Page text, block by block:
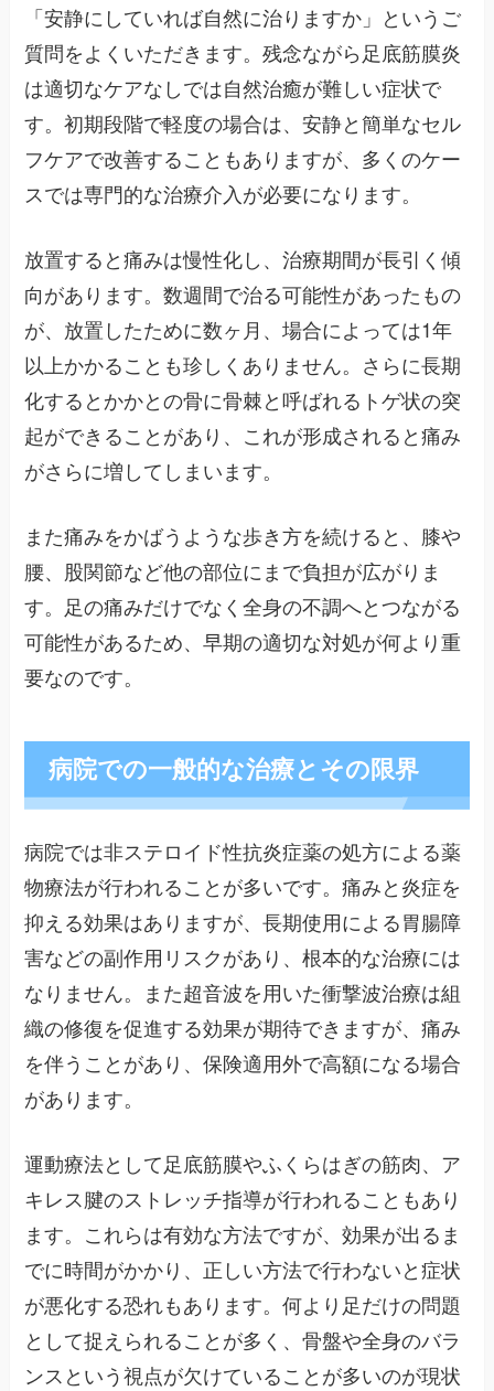
「安静にしていれば自然に治りますか」というご
質問をよくいただきます。残念ながら足底筋膜炎
は適切なケアなしでは自然治癒が難しい症状で
す。初期段階で軽度の場合は、安静と簡単なセル
フケアで改善することもありますが、多くのケー
スでは専門的な治療介入が必要になります。
放置すると痛みは慢性化し、治療期間が長引く傾
向があります。数週間で治る可能性があったもの
が、放置したために数ヶ月、場合によっては1年
以上かかることも珍しくありません。さらに長期
化するとかかとの骨に骨棘と呼ばれるトゲ状の突
起ができることがあり、これが形成されると痛み
がさらに増してしまいます。
また痛みをかばうような歩き方を続けると、膝や
腰、股関節など他の部位にまで負担が広がりま
す。足の痛みだけでなく全身の不調へとつながる
可能性があるため、早期の適切な対処が何より重
要なのです。
病院での一般的な治療とその限界
病院では非ステロイド性抗炎症薬の処方による薬
物療法が行われることが多いです。痛みと炎症を
抑える効果はありますが、長期使用による胃腸障
害などの副作用リスクがあり、根本的な治療には
なりません。また超音波を用いた衝撃波治療は組
織の修復を促進する効果が期待できますが、痛み
を伴うことがあり、保険適用外で高額になる場合
があります。
運動療法として足底筋膜やふくらはぎの筋肉、ア
キレス腱のストレッチ指導が行われることもあり
ます。これらは有効な方法ですが、効果が出るま
でに時間がかかり、正しい方法で行わないと症状
が悪化する恐れもあります。何より足だけの問題
として捉えられることが多く、骨盤や全身のバラ
ンスという視点が欠けていることが多いのが現状